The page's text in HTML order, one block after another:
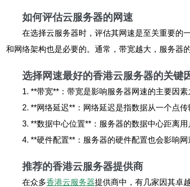
如何评估云服务器的网速
在选择云服务器时，评估其网速是至关重要的
和网络架构也是必要的。通常，带宽越大，服务器
选择网速最好的香港云服务器的关键
1. **带宽**：带宽是影响服务器网速的主要因
2. **网络延迟**：网络延迟是指数据从一个点
3. **数据中心位置**：服务器的数据中心距离
4. **硬件配置**：服务器的硬件配置也会影响
推荐的香港云服务器提供商
在众多香港云服务器提供商中，有几家因其卓